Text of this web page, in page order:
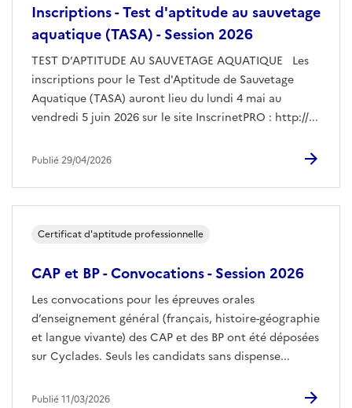
Inscriptions - Test d'aptitude au sauvetage
aquatique (TASA) - Session 2026
TEST D’APTITUDE AU SAUVETAGE AQUATIQUE Les
inscriptions pour le Test d'Aptitude de Sauvetage
Aquatique (TASA) auront lieu du lundi 4 mai au
vendredi 5 juin 2026 sur le site InscrinetPRO : http://...
Publié 29/04/2026
CAP et BP - Convocations - Session 2026
Les convocations pour les épreuves orales
d’enseignement général (français, histoire-géographie
et langue vivante) des CAP et des BP ont été déposées
sur Cyclades. Seuls les candidats sans dispense...
Certificat d'aptitude professionnelle
Publié 11/03/2026